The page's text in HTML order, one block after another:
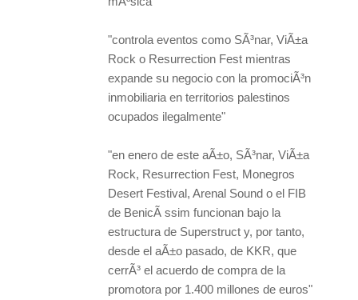
"controla eventos como SÃ³nar, ViÃ±a
Rock o Resurrection Fest mientras
expande su negocio con la promociÃ³n
inmobiliaria en territorios palestinos
ocupados ilegalmente"
"en enero de este aÃ±o, SÃ³nar, ViÃ±a
Rock, Resurrection Fest, Monegros
Desert Festival, Arenal Sound o el FIB
de BenicÃ ssim funcionan bajo la
estructura de Superstruct y, por tanto,
desde el aÃ±o pasado, de KKR, que
cerrÃ³ el acuerdo de compra de la
promotora por 1.400 millones de euros"